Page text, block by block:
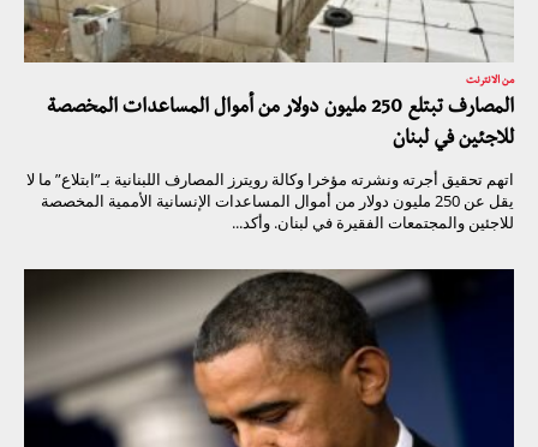
من الانترنت
المصارف تبتلع 250 مليون دولار من أموال المساعدات المخصصة
للاجئين في لبنان
اتهم تحقيق أجرته ونشرته مؤخرا وكالة رويترز المصارف اللبنانية بـ”ابتلاع” ما لا
يقل عن 250 مليون دولار من أموال المساعدات الإنسانية الأممية المخصصة
للاجئين والمجتمعات الفقيرة في لبنان. وأكد...